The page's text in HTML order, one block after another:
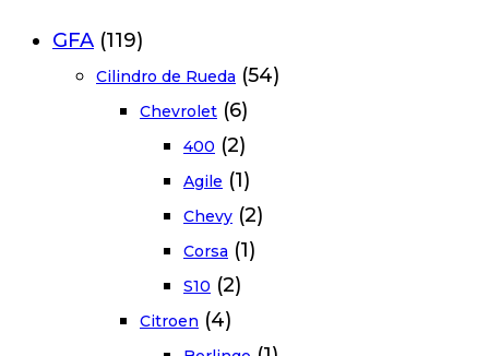
GFA (119)
Cilindro de Rueda (54)
Chevrolet (6)
400 (2)
Agile (1)
Chevy (2)
Corsa (1)
S10 (2)
Citroen (4)